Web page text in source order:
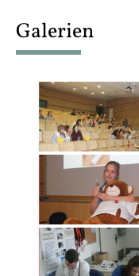
Galerien